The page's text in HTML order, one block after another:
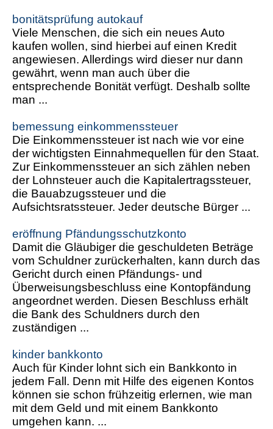
bonitätsprüfung autokauf
Viele Menschen, die sich ein neues Auto
kaufen wollen, sind hierbei auf einen Kredit
angewiesen. Allerdings wird dieser nur dann
gewährt, wenn man auch über die
entsprechende Bonität verfügt. Deshalb sollte
man ...
bemessung einkommenssteuer
Die Einkommenssteuer ist nach wie vor eine
der wichtigsten Einnahmequellen für den Staat.
Zur Einkommenssteuer an sich zählen neben
der Lohnsteuer auch die Kapitalertragssteuer,
die Bauabzugssteuer und die
Aufsichtsratssteuer. Jeder deutsche Bürger ...
eröffnung Pfändungsschutzkonto
Damit die Gläubiger die geschuldeten Beträge
vom Schuldner zurückerhalten, kann durch das
Gericht durch einen Pfändungs- und
Überweisungsbeschluss eine Kontopfändung
angeordnet werden. Diesen Beschluss erhält
die Bank des Schuldners durch den
zuständigen ...
kinder bankkonto
Auch für Kinder lohnt sich ein Bankkonto in
jedem Fall. Denn mit Hilfe des eigenen Kontos
können sie schon frühzeitig erlernen, wie man
mit dem Geld und mit einem Bankkonto
umgehen kann. ...